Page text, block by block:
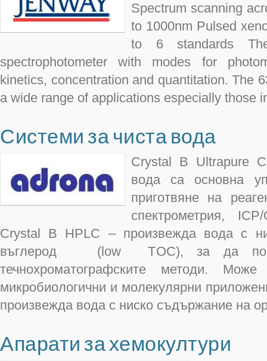
Spectrum scanning
to 1000nm Pulsed
to 6 standards
spectrophotometer with modes for
kinetics, concentration and quantitation. The
a wide range of applications especially those
Системи за чиста вода
Crystal B Ultrapure
вода са основна
приготвяне на
спектрометрия,
Crystal B HPLC – произвежда вода с
въглерод (low TOC), за да
течнохроматографските методи.
микробиологични и молекулярни
произвежда вода с ниско съдържание на
Апарати за хемокултури